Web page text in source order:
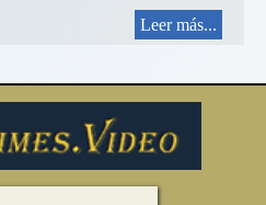
Leer más...